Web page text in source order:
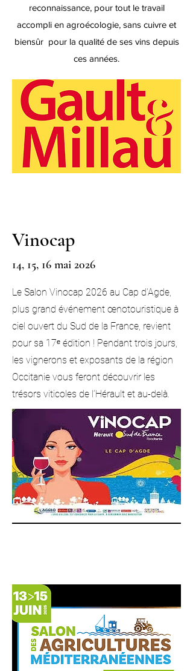
reconnaissance, pour tout le travail
accompli en agroécologie, sans cuivre et
biensûr pour la qualité de ses vins depuis
ces années.
Vinocap
14, 15, 16 mai 2026
Le Salon Vinocap 2026 au Cap d'Agde,
plus grand événement œnotouristique à
ciel ouvert du Sud de la France, revient
pour sa 17ᵉ édition ! Pendant trois jours,
les vignerons et exposants de la région
Occitanie vous feront découvrir les
trésors viticoles de l’Hérault et au-delà.